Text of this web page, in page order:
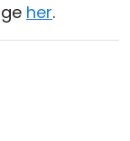
her.